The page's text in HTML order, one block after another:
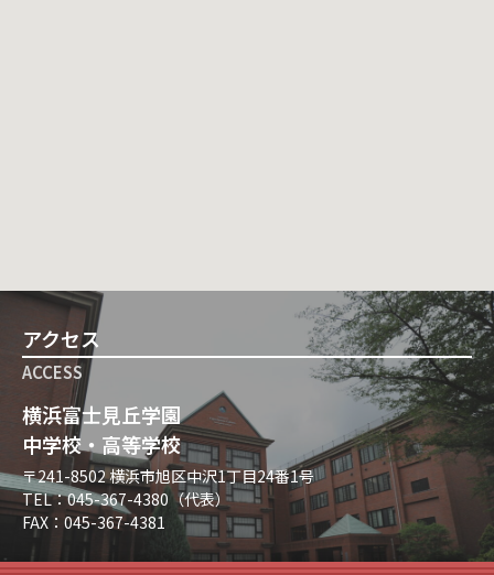
アクセス
ACCESS
横浜富士見丘学園
中学校・高等学校
〒241-8502 横浜市旭区中沢1丁目24番1号
TEL：045-367-4380（代表）
FAX：045-367-4381